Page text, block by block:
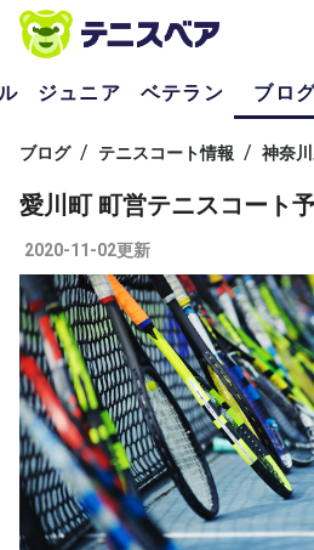
ジュニア ベテラン ブロ
ブログ / テニスコート情報 / 神奈
愛川町 町営テニスコート
2020-11-02更新